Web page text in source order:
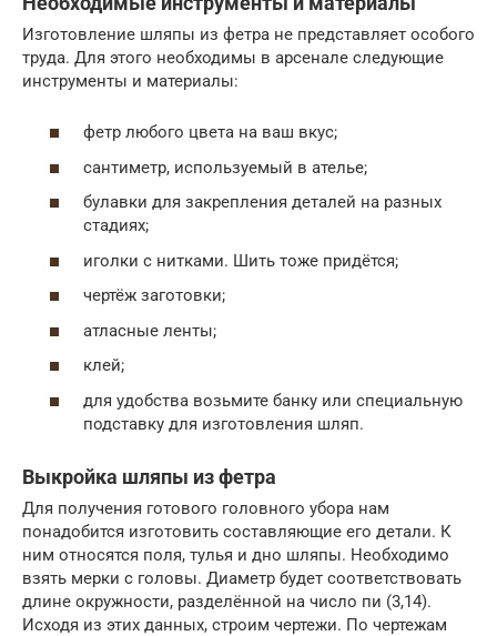
Изготовление шляпы из фетра не представляет особого
труда. Для этого необходимы в арсенале следующие
инструменты и материалы:
фетр любого цвета на ваш вкус;
сантиметр, используемый в ателье;
булавки для закрепления деталей на разных
стадиях;
иголки с нитками. Шить тоже придётся;
чертёж заготовки;
атласные ленты;
клей;
для удобства возьмите банку или специальную
подставку для изготовления шляп.
Выкройка шляпы из фетра
Для получения готового головного убора нам
понадобится изготовить составляющие его детали. К
ним относятся поля, тулья и дно шляпы. Необходимо
взять мерки с головы. Диаметр будет соответствовать
длине окружности, разделённой на число пи (3,14).
Исходя из этих данных, строим чертежи. По чертежам